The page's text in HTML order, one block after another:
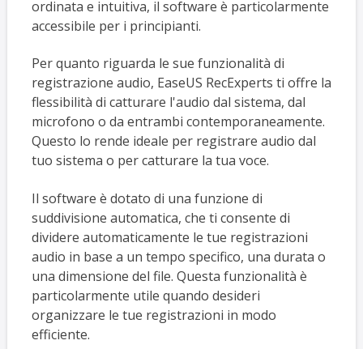
ordinata e intuitiva, il software è particolarmente
accessibile per i principianti.
Per quanto riguarda le sue funzionalità di
registrazione audio, EaseUS RecExperts ti offre la
flessibilità di catturare l'audio dal sistema, dal
microfono o da entrambi contemporaneamente.
Questo lo rende ideale per registrare audio dal
tuo sistema o per catturare la tua voce.
Il software è dotato di una funzione di
suddivisione automatica, che ti consente di
dividere automaticamente le tue registrazioni
audio in base a un tempo specifico, una durata o
una dimensione del file. Questa funzionalità è
particolarmente utile quando desideri
organizzare le tue registrazioni in modo
efficiente.